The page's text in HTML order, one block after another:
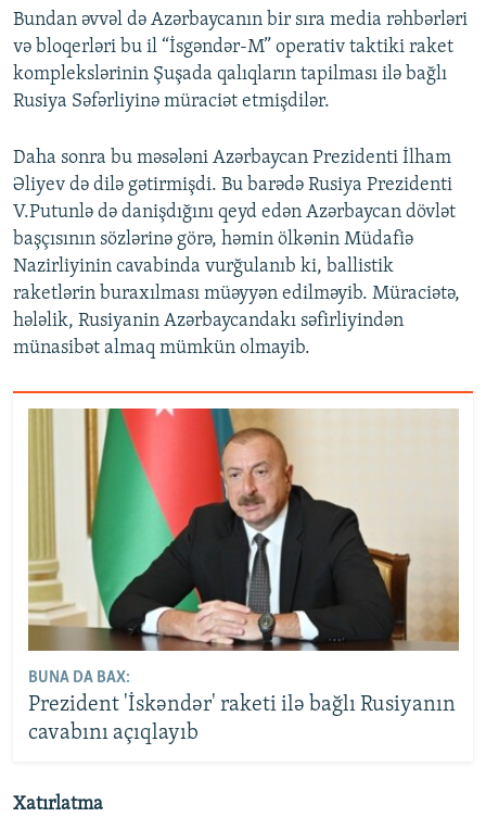
Bundan əvvəl də Azərbaycanın bir sıra media rəhbərləri
və bloqerləri bu il “İsgəndər-M” operativ taktiki raket
komplekslərinin Şuşada qalıqların tapilması ilə bağlı
Rusiya Səfərliyinə müraciət etmişdilər.
Daha sonra bu məsələni Azərbaycan Prezidenti İlham
Əliyev də dilə gətirmişdi. Bu barədə Rusiya Prezidenti
V.Putunlə də danişdığını qeyd edən Azərbaycan dövlət
başçısının sözlərinə görə, həmin ölkənin Müdafiə
Nazirliyinin cavabinda vurğulanıb ki, ballistik
raketlərin buraxılması müəyyən edilməyib. Müraciətə,
hələlik, Rusiyanin Azərbaycandakı səfirliyindən
münasibət almaq mümkün olmayib.
BUNA DA BAX:
Prezident 'İskəndər' raketi ilə bağlı Rusiyanın
cavabını açıqlayıb
Xatırlatma